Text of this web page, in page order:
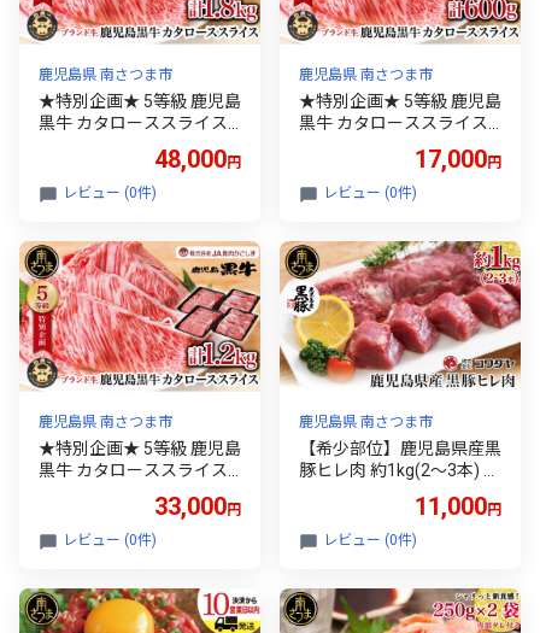
鹿児島県 南さつま市
★特別企画★ 5等級 鹿児島
黒牛 カタローススライス
間・数量限定／ 黒毛和牛
内閣総理大臣賞 GI登録 ブ
きしゃぶ スライス 薄切り
肉 お肉 牛肉 国産 鹿児島県
産 小分け 冷凍 JA食肉かご
しま 南さつま市
48,000円
レビュー (0件)
鹿児島県 南さつま市
★特別企画★ 5等級 鹿児島
黒牛 カタローススライス
間・数量限定／ 黒毛和牛
内閣総理大臣賞 GI登録 ブ
きしゃぶ スライス 薄切り
肉 お肉 牛肉 国産 鹿児島県
産 小分け 冷凍 JA食肉かご
しま 南さつま市
17,000円
レビュー (0件)
鹿児島県 南さつま市
★特別企画★ 5等級 鹿児島
黒牛 カタローススライス
間・数量限定／ 黒毛和牛
内閣総理大臣賞 GI登録 ブ
きしゃぶ スライス 薄切り
肉 お肉 牛肉 国産 鹿児島県
33,000円
レビュー (0件)
鹿児島県 南さつま市
【希少部位】鹿児島県産黒
豚ヒレ肉 約1kg(2～3本) 国
肉 ブロック 希少部位 小分
け 個包装 ヒレカツ 豚ステ
簡易包装 冷凍 コワダヤ 鹿
児島県 南さつま市
11,000円
レビュー (0件)